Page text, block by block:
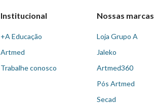
Institucional
+A Educação
Artmed
Trabalhe conosco
Nossas marcas
Loja Grupo A
Jaleko
Artmed360
Pós Artmed
Secad